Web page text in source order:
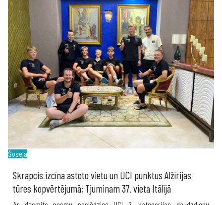
Šoseja
Skrapcis izcīna astoto vietu un UCI punktus Alžīrijas
tūres kopvērtējumā; Tjuminam 37. vieta Itālijā